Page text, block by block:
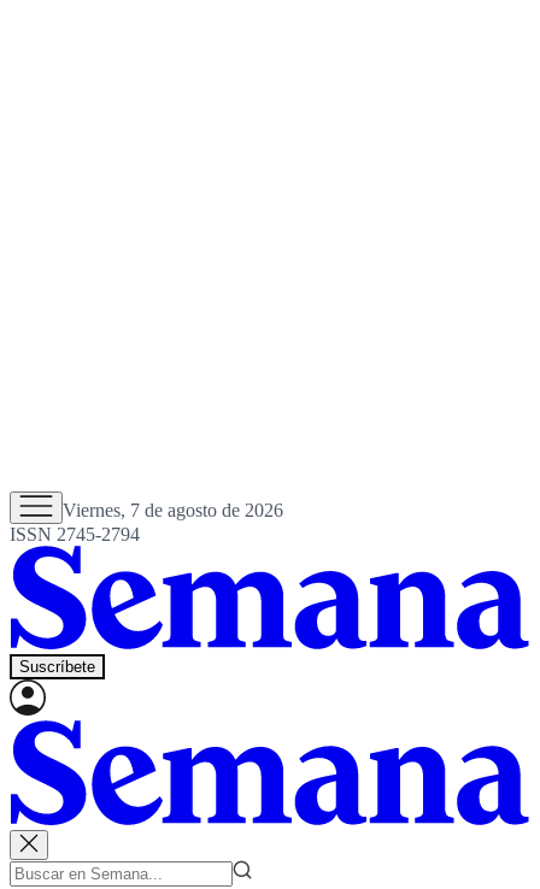
Viernes, 7 de agosto de 2026
ISSN 2745-2794
Suscríbete